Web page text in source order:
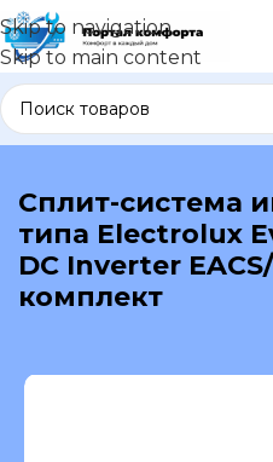
Skip to navigation
Skip to main content
В каталог
Сплит-система
типа Electrolux
DC Inverter
комплект